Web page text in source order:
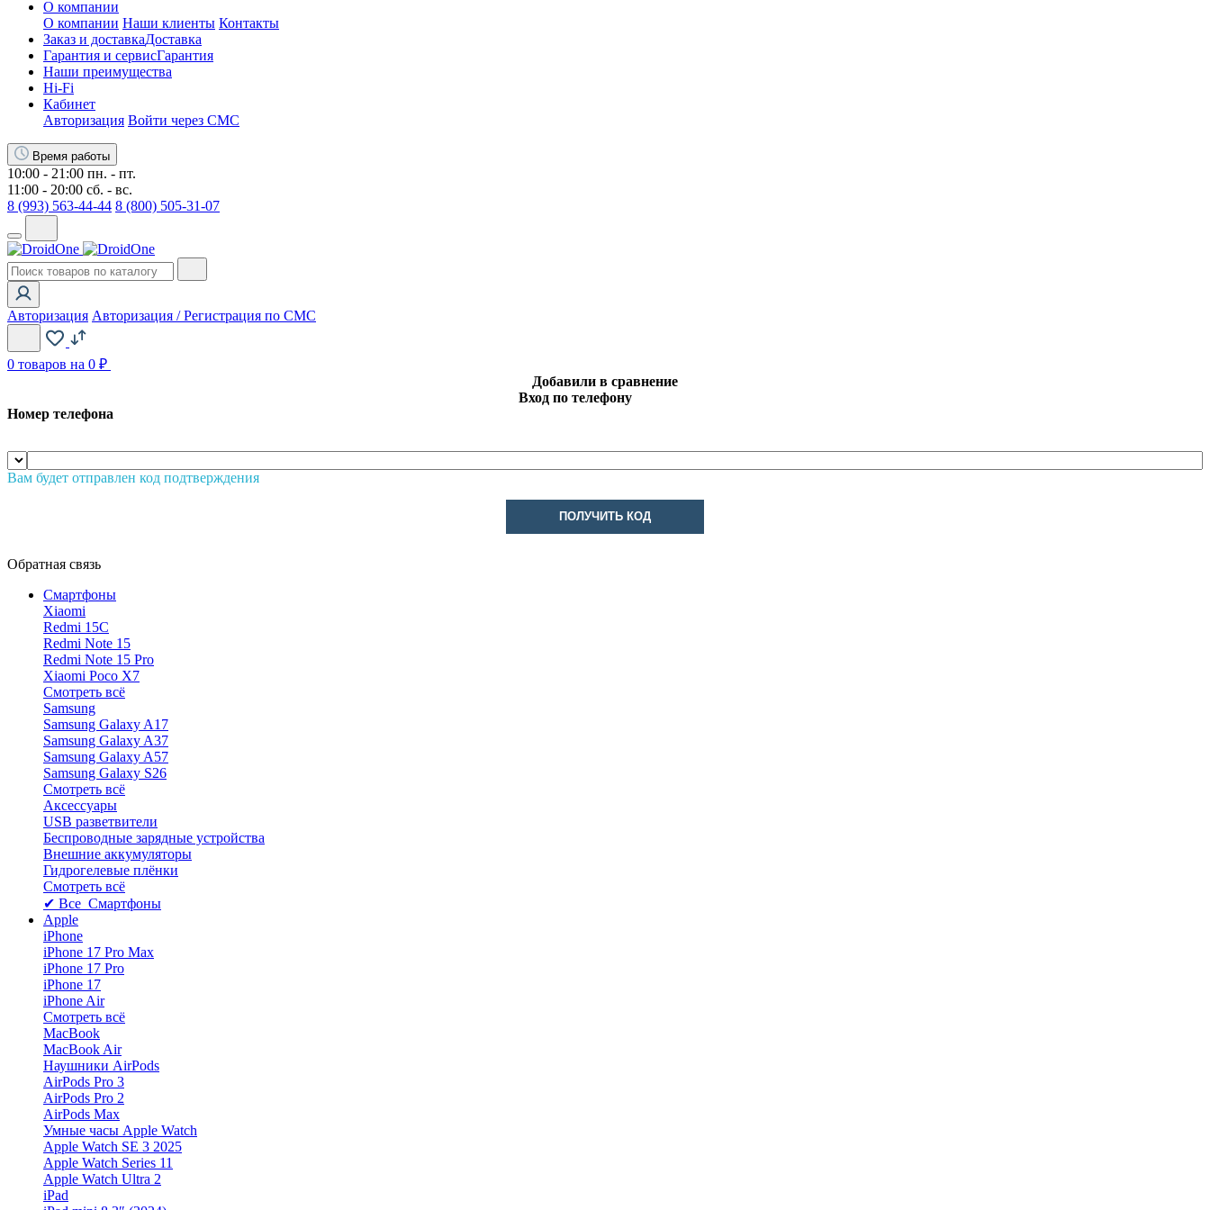
О компании
О компании Наши клиенты Контакты
Заказ и доставкаДоставка
Гарантия и сервисГарантия
Наши преимущества
Hi-Fi
Кабинет
Авторизация Войти через СМС
Время работы
10:00 - 21:00 пн. - пт.
11:00 - 20:00 сб. - вс.
8 (993) 563-44-44 8 (800) 505-31-07
Авторизация Авторизация / Регистрация по СМС
0 товаров на 0 ₽
Добавили в сравнение
Вход по телефону
Номер телефона
Вам будет отправлен код подтверждения
ПОЛУЧИТЬ КОД
Обратная связь
Смартфоны
Xiaomi
Redmi 15C
Redmi Note 15
Redmi Note 15 Pro
Xiaomi Poco X7
Смотреть всё
Samsung
Samsung Galaxy A17
Samsung Galaxy A37
Samsung Galaxy A57
Samsung Galaxy S26
Смотреть всё
Аксессуары
USB разветвители
Беспроводные зарядные устройства
Внешние аккумуляторы
Гидрогелевые плёнки
Смотреть всё
✔ Все Смартфоны
Apple
iPhone
iPhone 17 Pro Max
iPhone 17 Pro
iPhone 17
iPhone Air
Смотреть всё
MacBook
MacBook Air
Наушники AirPods
AirPods Pro 3
AirPods Pro 2
AirPods Max
Умные часы Apple Watch
Apple Watch SE 3 2025
Apple Watch Series 11
Apple Watch Ultra 2
iPad